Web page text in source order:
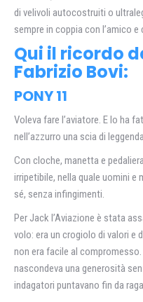
di velivoli autocostruiti o
sempre in coppia con l’amico e
Qui il ricordo
Fabrizio Bovi:
PONY 11
Voleva fare l’aviatore. E lo ha
nell’azzurro una scia di
Con cloche, manetta e
irripetibile, nella quale uomini e
sé, senza infingimenti.
Per Jack l’Aviazione è stata
volo: era un crogiolo di valori e
non era facile al
nascondeva una generosità
indagatori puntavano fin da